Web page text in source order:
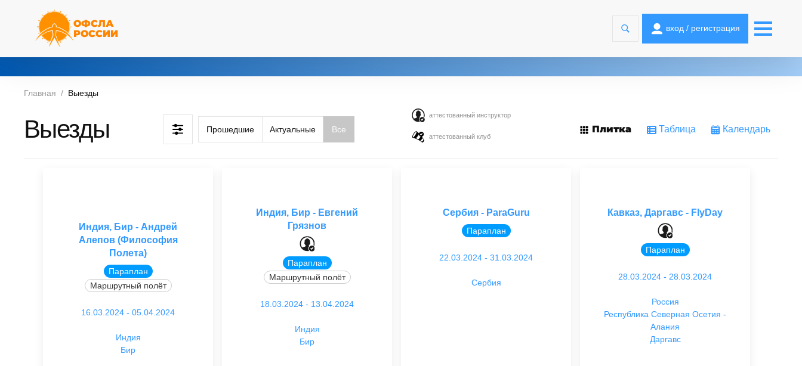
ОФСЛА
РОССИИ
вход / регистрация
Главная Выезды
Выезды Прошедшие Актуальные Все
аттестованный инструктор
аттестованный клуб
Плитка Таблица Календарь
Индия, Бир - Андрей
Алепов (Философия
Полета)
Параплан
Маршрутный полёт
16.03.2024 - 05.04.2024
Индия
Бир
Индия, Бир - Евгений
Грязнов
Параплан
Маршрутный полёт
18.03.2024 - 13.04.2024
Индия
Бир
Сербия - ParaGuru
Параплан
22.03.2024 - 31.03.2024
Сербия
Кавказ, Даргавс - FlyDay
Параплан
28.03.2024 - 28.03.2024
Россия
Республика Северная Осетия -
Алания
Даргавс